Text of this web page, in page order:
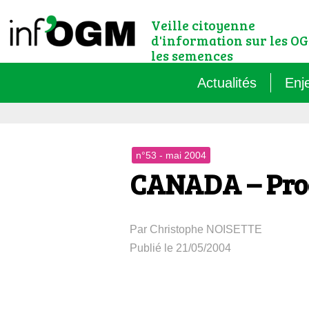
Veille citoyenne
d'information sur les
les semences
Actualités
Le
n°53 - mai 2004
CANADA –
Par Christophe NOISETTE
Publié le 21/05/2004